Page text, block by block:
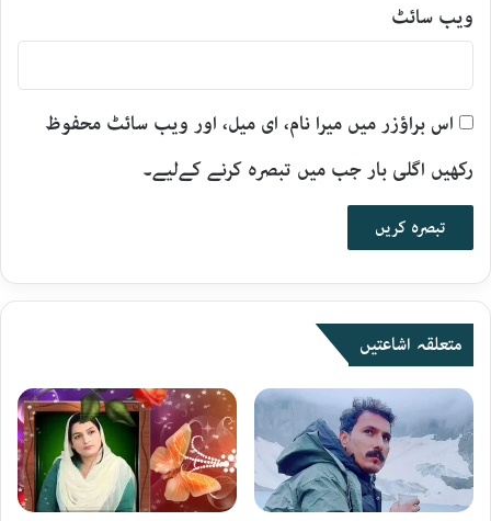
ویب‌ سائٹ
اس براؤزر میں میرا نام، ای میل، اور ویب سائٹ محفوظ
رکھیں اگلی بار جب میں تبصرہ کرنے کےلیے۔
متعلقہ اشاعتیں